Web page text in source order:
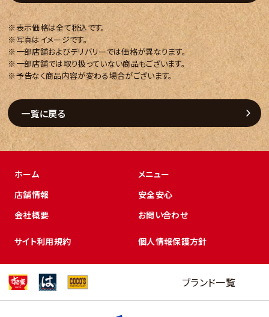
※表示価格は全て税込です。
※写真はイメージです。
※一部店舗およびデリバリーでは価格が異なります。
※一部店舗では取り扱っていない商品もございます。
※予告なく商品内容が変わる場合がございます。
一覧に戻る
ホーム
メニュー
店舗情報
安全安心
会社概要
お問い合わせ
サイト利用規約 個人情報保護方針
ブランド一覧